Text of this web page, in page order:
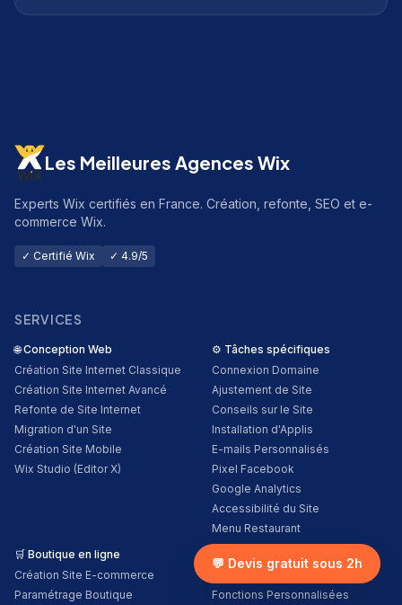
Les Meilleures Agences Wix
Experts Wix certifiés en France. Création, refonte, SEO et e-
commerce Wix.
✓ Certifié Wix ✓ 4.9/5
SERVICES
🌐 Conception Web
Création Site Internet Classique
Création Site Internet Avancé
Refonte de Site Internet
Migration d'un Site
Création Site Mobile
Wix Studio (Editor X)
⚙️ Tâches spécifiques
Connexion Domaine
Ajustement de Site
Conseils sur le Site
Installation d'Applis
E-mails Personnalisés
Pixel Facebook
Google Analytics
Accessibilité du Site
Menu Restaurant
🛒 Boutique en ligne
Création Site E-commerce
Paramétrage Boutique
Développement Web
Conseils sur le Code
Fonctions Personnalisées
💬 Devis gratuit sous 2h